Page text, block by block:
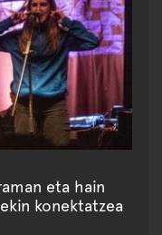
eta hain
konektatzea